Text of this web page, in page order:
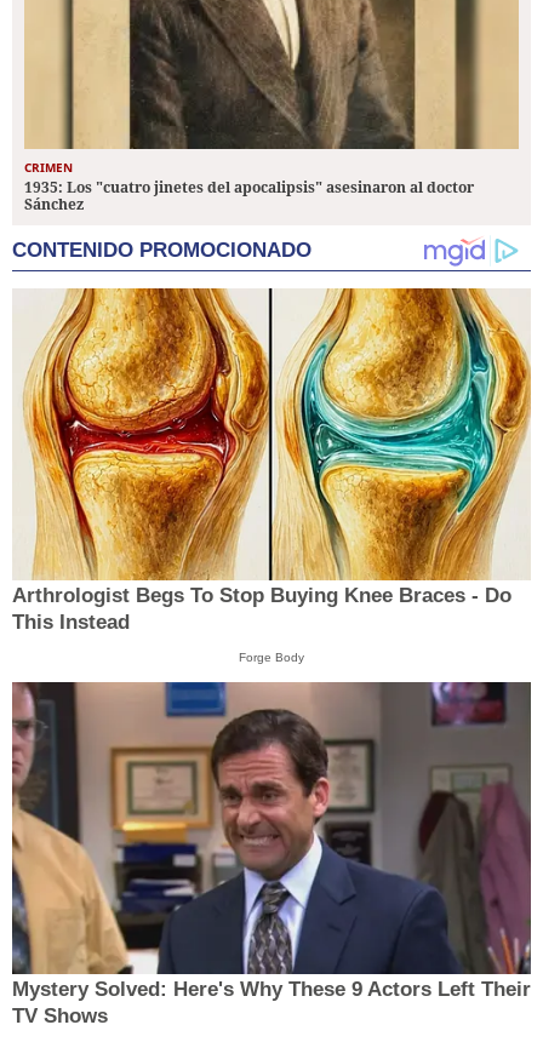
CRIMEN
1935: Los "cuatro jinetes del apocalipsis" asesinaron al doctor
Sánchez
CONTENIDO PROMOCIONADO
Arthrologist Begs To Stop Buying Knee Braces - Do
This Instead
Forge Body
Mystery Solved: Here's Why These 9 Actors Left Their
TV Shows